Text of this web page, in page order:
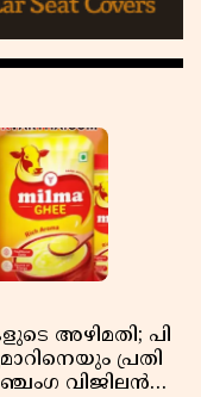
അഴിമതി; പി
പ്രതി
വിജിലൻസ്